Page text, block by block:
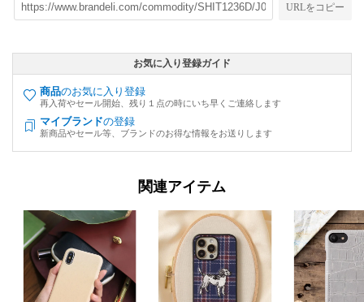
URLをコピー
お気に入り登録ガイド
商品のお気に入り登録
再入荷やセール開始、残り１点の時にいち早くご連絡します
マイブランドの登録
新商品やセール等、ブランドのお得な情報をお送りします
関連アイテム